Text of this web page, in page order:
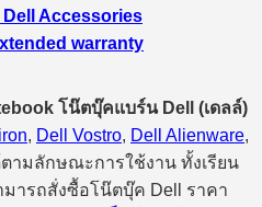
Accessories
warranty
โน๊ตบุ๊คแบร์น Dell (เดลล์)
, Dell Vostro, Dell Alienware,
ามลักษณะการใช้งาน ทั้งเรียน
มารถสั่งซื้อโน๊ตบุ๊ค Dell ราคา